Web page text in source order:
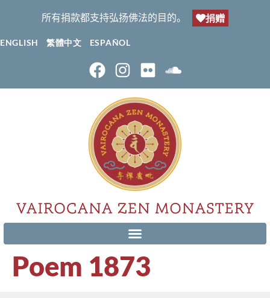
所有捐款都支持弘扬佛法的目的。 捐赠
ENGLISH 繁體中文 ESPAÑOL
Poem 1873